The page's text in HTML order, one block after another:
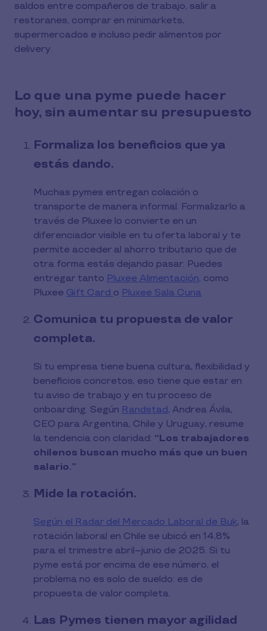
saldos entre compañeros de trabajo, salir a
restoranes, comprar en minimarkets,
supermercados e incluso pedir alimentos por
delivery.
Lo que una pyme puede hacer
hoy, sin aumentar su presupuesto
Formaliza los beneficios que ya
estás dando.
Muchas pymes entregan colación o
transporte de manera informal. Formalizarlo a
través de Pluxee lo convierte en un
diferenciador visible en tu oferta laboral y te
permite acceder al ahorro tributario que de
otra forma estás dejando pasar. Puedes
entregar tanto Pluxee Alimentación, como
Pluxee Gift Card o Pluxee Sala Cuna
Comunica tu propuesta de valor
completa.
Si tu empresa tiene buena cultura, flexibilidad y
beneficios concretos, eso tiene que estar en
tu aviso de trabajo y en tu proceso de
onboarding. Según Randstad, Andrea Ávila,
CEO para Argentina, Chile y Uruguay, resume
la tendencia con claridad: “Los trabajadores
chilenos buscan mucho más que un buen
salario.”
Mide la rotación.
Según el Radar del Mercado Laboral de Buk, la
rotación laboral en Chile se ubicó en 14,8%
para el trimestre abril–junio de 2025. Si tu
pyme está por encima de ese número, el
problema no es solo de sueldo: es de
propuesta de valor completa.
Las Pymes tienen mayor agilidad